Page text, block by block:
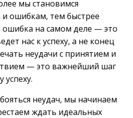
мы становимся
ошибкам, тем быстрее
ошибка на самом деле — это
нас к успеху, а не конец
неудачи с принятием и
— это важнейший шаг
успеху.
неудач, мы начинаем
ждать идеальных